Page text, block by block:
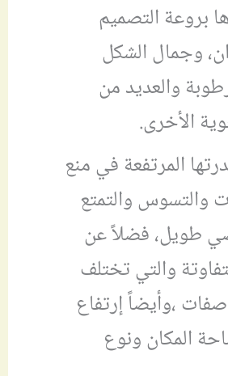
بروعة التصميم
وجمال الشكل
والعديد من
الأخرى.
المرتفعة في منع
والتسوس والتمتع
طويل، فضلاً عن
والتي تختلف
،وأيضاً إرتفاع
المكان ونوع